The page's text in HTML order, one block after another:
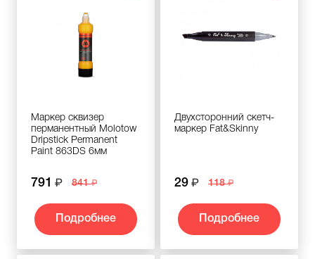
Маркер сквизер
перманентный Molotow
Dripstick Permanent
Paint 863DS 6мм
791 841
Подробнее
Двухсторонний скетч-
маркер Fat&Skinny
29 118
Подробнее